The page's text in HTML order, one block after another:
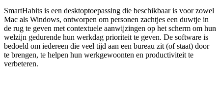
SmartHabits is een desktoptoepassing die beschikbaar is voor zowel
Mac als Windows, ontworpen om personen zachtjes een duwtje in
de rug te geven met contextuele aanwijzingen op het scherm om hun
welzijn gedurende hun werkdag prioriteit te geven. De software is
bedoeld om iedereen die veel tijd aan een bureau zit (of staat) door
te brengen, te helpen hun werkgewoonten en productiviteit te
verbeteren.